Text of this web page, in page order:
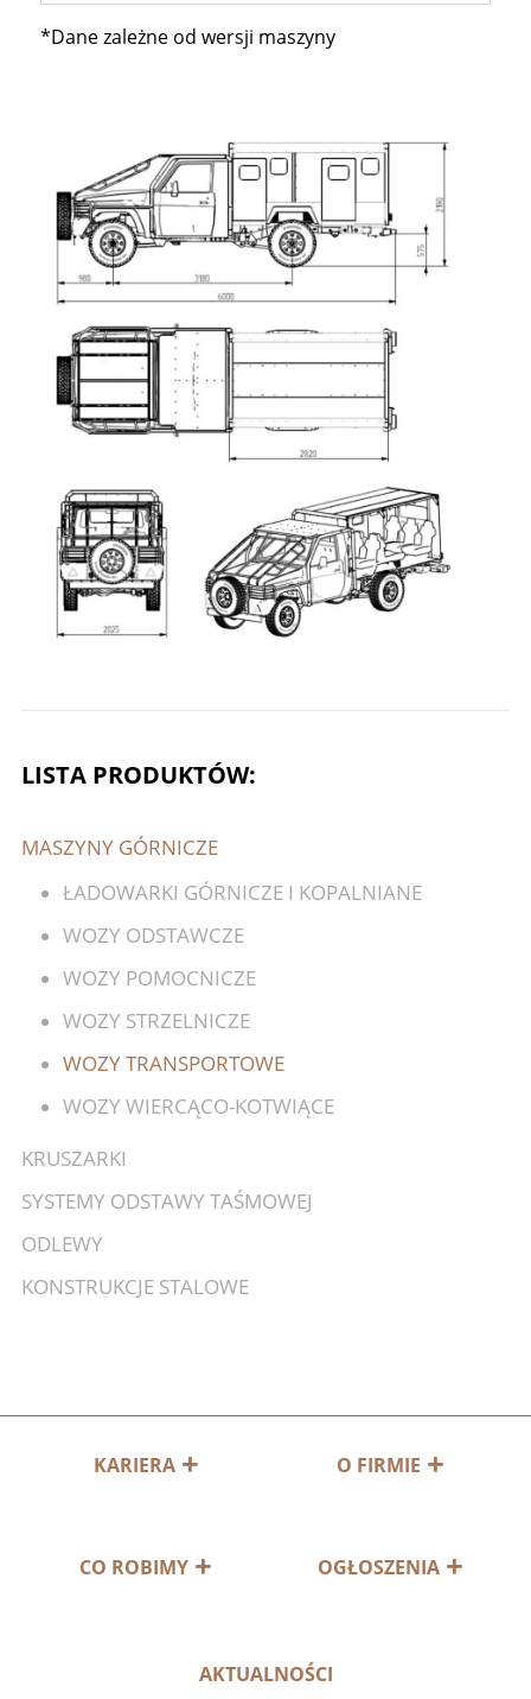
LISTA PRODUKTÓW:
MASZYNY GÓRNICZE
ŁADOWARKI GÓRNICZE I KOPALNIANE
WOZY ODSTAWCZE
WOZY POMOCNICZE
WOZY STRZELNICZE
WOZY TRANSPORTOWE
WOZY WIERCĄCO-KOTWIĄCE
KRUSZARKI
SYSTEMY ODSTAWY TAŚMOWEJ
ODLEWY
KONSTRUKCJE STALOWE
*Dane zależne od wersji maszyny
KARIERA O FIRMIE
CO ROBIMY OGŁOSZENIA
AKTUALNOŚCI